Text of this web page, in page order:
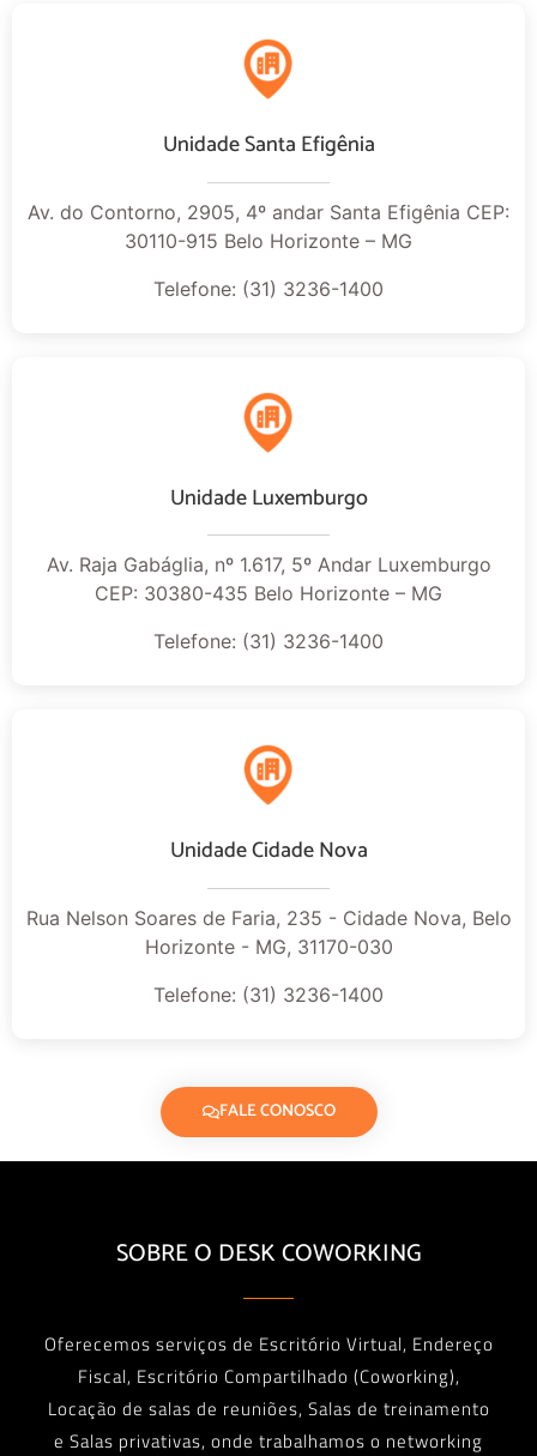
Unidade Santa Efigênia
Av. do Contorno, 2905, 4º andar Santa Efigênia CEP:
30110-915 Belo Horizonte – MG
Telefone: (31) 3236-1400
Unidade Luxemburgo
Av. Raja Gabáglia, nº 1.617, 5º Andar Luxemburgo
CEP: 30380-435 Belo Horizonte – MG
Telefone: (31) 3236-1400
Unidade Cidade Nova
Rua Nelson Soares de Faria, 235 - Cidade Nova, Belo
Horizonte - MG, 31170-030
Telefone: (31) 3236-1400
FALE CONOSCO
SOBRE O DESK COWORKING
Oferecemos serviços de Escritório Virtual, Endereço
Fiscal, Escritório Compartilhado (Coworking),
Locação de salas de reuniões, Salas de treinamento
e Salas privativas, onde trabalhamos o networking